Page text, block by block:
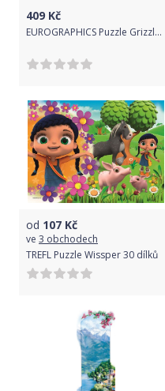
409 Kč
EUROGRAPHICS Puzzle Grizzly s mláďaty XL 500 dílků
od 107 Kč
ve 3 obchodech
TREFL Puzzle Wissper 30 dílků